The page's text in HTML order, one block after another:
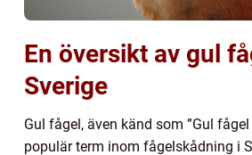
En översikt av gul
Sverige
Gul fågel, även känd som ”Gul fågel
populär term inom fågelskådning i